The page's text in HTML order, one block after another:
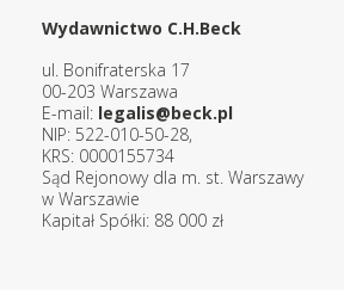
Wydawnictwo C.H.Beck
ul. Bonifraterska 17
00-203 Warszawa
E-mail: legalis@beck.pl
NIP: 522-010-50-28,
KRS: 0000155734
Sąd Rejonowy dla m. st. Warszawy
w Warszawie
Kapitał Spółki: 88 000 zł